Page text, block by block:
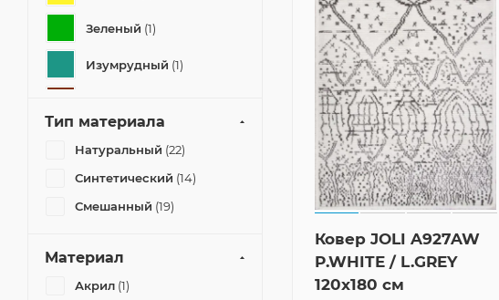
Ковер JOLI A927AW
P.WHITE / L.GREY
120x180 см
Зеленый (1)
Изумрудный (1)
Мультиколор (3)
Розовый (2)
Серый
Тип материала
Натуральный (22)
Синтетический (14)
Смешанный (19)
Материал
Акрил (1)